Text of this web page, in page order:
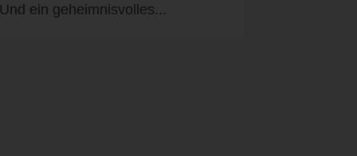
Und ein geheimnisvolles...